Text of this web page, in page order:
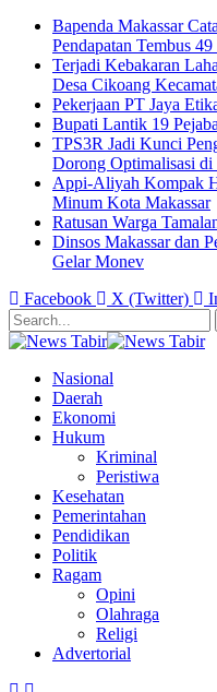
Bapenda Makassar
Pendapatan Tembus 49
Terjadi Kebakaran
Desa Cikoang
Pekerjaan PT Jaya
Bupati Lantik 19
TPS3R Jadi Kunci
Dorong Optimalisasi
Appi-Aliyah Kompak
Minum Kota Makassar
Ratusan Warga
Dinsos Makassar dan
Gelar Monev
Facebook
X (Twitter)
Nasional
Daerah
Ekonomi
Hukum
Kriminal
Peristiwa
Kesehatan
Pemerintahan
Pendidikan
Politik
Ragam
Opini
Olahraga
Religi
Advertorial